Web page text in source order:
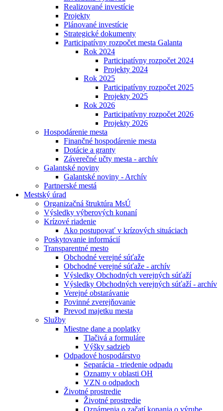
Realizované investície
Projekty
Plánované investície
Strategické dokumenty
Participatívny rozpočet mesta Galanta
Rok 2024
Participatívny rozpočet 2024
Projekty 2024
Rok 2025
Participatívny rozpočet 2025
Projekty 2025
Rok 2026
Participatívny rozpočet 2026
Projekty 2026
Hospodárenie mesta
Finančné hospodárenie mesta
Dotácie a granty
Záverečné učty mesta - archív
Galantské noviny
Galantské noviny - Archív
Partnerské mestá
Mestský úrad
Organizačná štruktúra MsÚ
Výsledky výberových konaní
Krízové riadenie
Ako postupovať v krízových situáciach
Poskytovanie informácií
Transparentné mesto
Obchodné verejné súťaže
Obchodné verejné súťaže - archív
Výsledky Obchodných verejných súťaží
Výsledky Obchodných verejných súťaží - archív
Verejné obstarávanie
Povinné zverejňovanie
Prevod majetku mesta
Služby
Miestne dane a poplatky
Tlačivá a formuláre
Výšky sadzieb
Odpadové hospodárstvo
Separácia - triedenie odpadu
Oznamy v oblasti OH
VZN o odpadoch
Životné prostredie
Životné prostredie
Oznámenia o začatí konania o výrube